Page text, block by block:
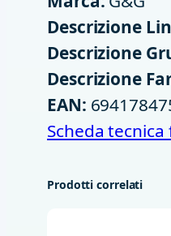
Descrizione
Descrizione
Descrizione
EAN:
Scheda
Prodotti correlati